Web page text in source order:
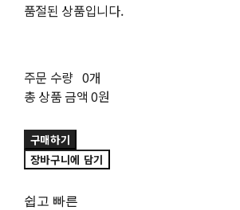
품절된 상품입니다.
주문 수량 0개
총 상품 금액 0원
구매하기
장바구니에 담기
쉽고 빠른